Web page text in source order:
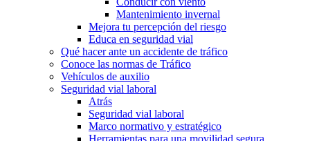
Mantenimiento invernal
Mejora tu percepción del riesgo
Educa en seguridad vial
Qué hacer ante un accidente de tráfico
Conoce las normas de Tráfico
Vehículos de auxilio
Seguridad vial laboral
Atrás
Seguridad vial laboral
Marco normativo y estratégico